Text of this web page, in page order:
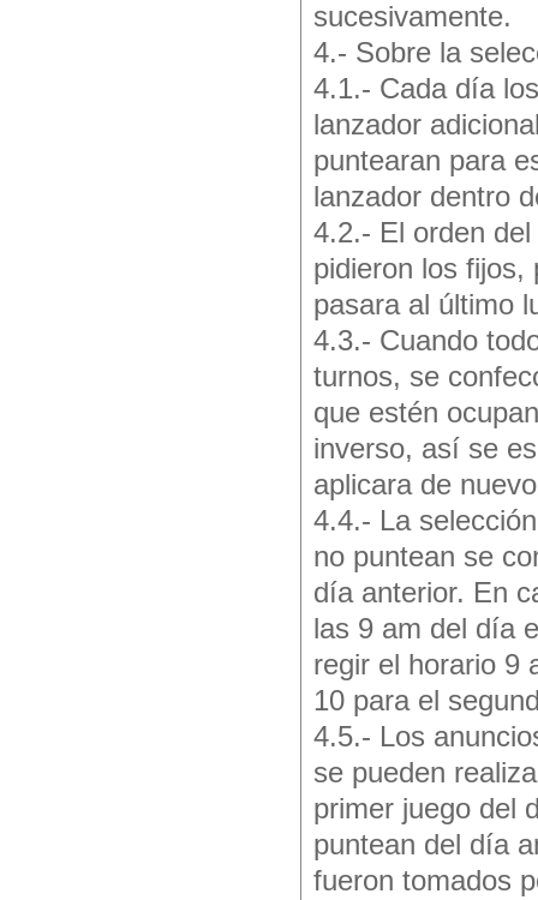
sucesivamente.
4.- Sobre la
4.1.- Cada día
lanzador
puntearan para
lanzador dentro
4.2.- El orden
pidieron los fijos,
pasara al último
4.3.- Cuando
turnos, se
que estén
inverso, así se
aplicara de
4.4.- La
no puntean se
día anterior. En
las 9 am del día
regir el horario 9
10 para el
4.5.- Los
se pueden
primer juego del
puntean del día
fueron tomados